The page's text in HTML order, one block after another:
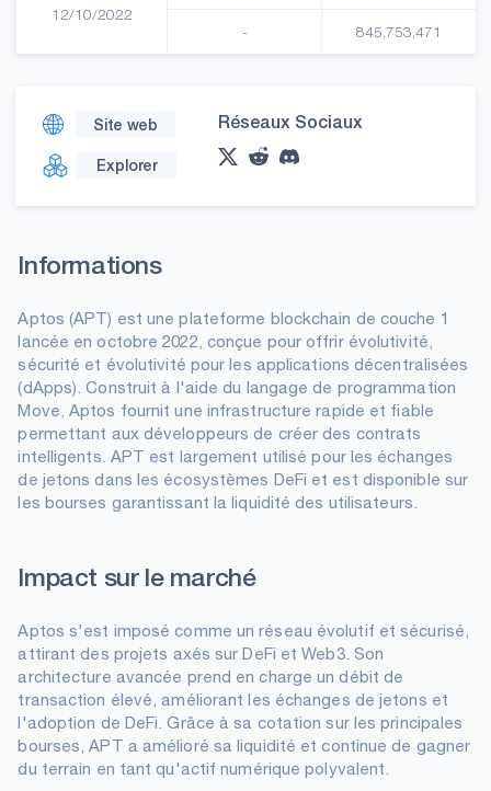
12/10/2022
- 845,753,471
Site web
Explorer
Réseaux Sociaux
Informations
Aptos (APT) est une plateforme blockchain de couche 1
lancée en octobre 2022, conçue pour offrir évolutivité,
sécurité et évolutivité pour les applications décentralisées
(dApps). Construit à l'aide du langage de programmation
Move, Aptos fournit une infrastructure rapide et fiable
permettant aux développeurs de créer des contrats
intelligents. APT est largement utilisé pour les échanges
de jetons dans les écosystèmes DeFi et est disponible sur
les bourses garantissant la liquidité des utilisateurs.
Impact sur le marché
Aptos s'est imposé comme un réseau évolutif et sécurisé,
attirant des projets axés sur DeFi et Web3. Son
architecture avancée prend en charge un débit de
transaction élevé, améliorant les échanges de jetons et
l'adoption de DeFi. Grâce à sa cotation sur les principales
bourses, APT a amélioré sa liquidité et continue de gagner
du terrain en tant qu'actif numérique polyvalent.